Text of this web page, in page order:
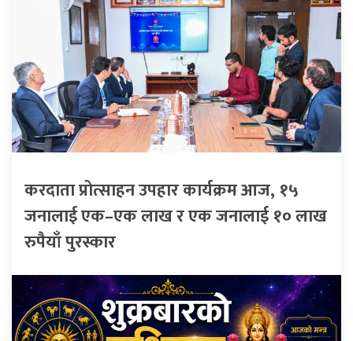
करदाता प्रोत्साहन उपहार कार्यक्रम आज, १५
जनालाई एक–एक लाख र एक जनालाई १० लाख
रुपैयाँ पुरस्कार